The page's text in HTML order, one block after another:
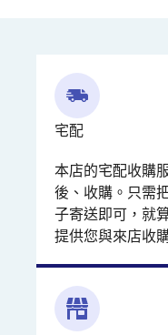
宅配
本店的宅配收購
後、收購。只需
子寄送即可，就
提供您與來店收